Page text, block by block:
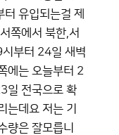
유입되는걸 제
쪽에서 북한,서
부터 24일 새벽
에는 오늘부터 2
일 전국으로 확
는데요 저는 기
량은 잘모릅니